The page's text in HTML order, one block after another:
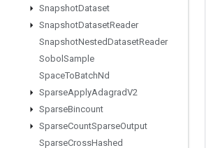
SnapshotDataset
SnapshotDatasetReader
SnapshotNestedDatasetReader
Sobol Sample
SpaceToBatchNd
SparseApplyAdagradV2
SparseBincount
SparseCountSparseOutput
SparseCrossHashed